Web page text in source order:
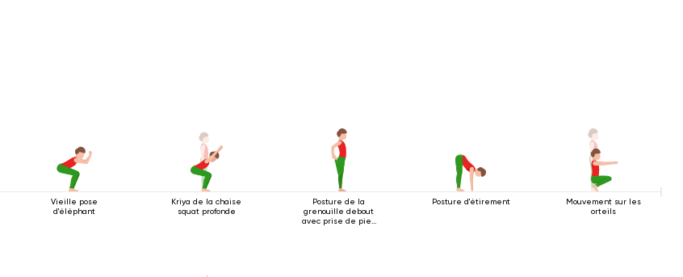
Vieille pose
d'éléphant
Kriya de la chaise
squat profonde
Posture de la
grenouille debout
avec prise de pied
Posture d'étirement
Mouvement sur les
orteils